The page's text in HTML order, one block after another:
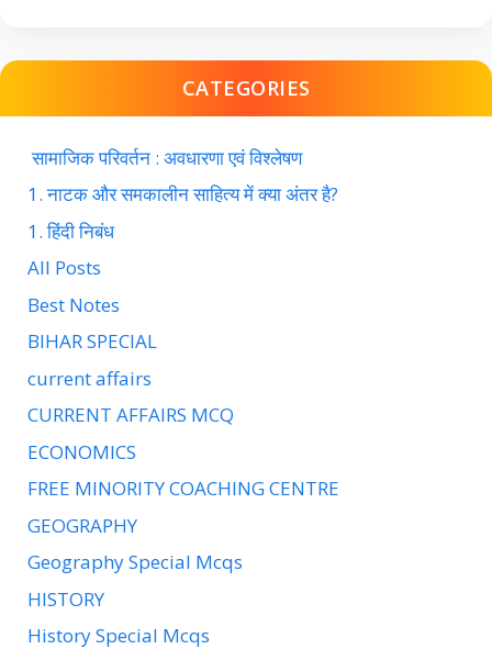
CATEGORIES
सामाजिक परिवर्तन : अवधारणा एवं विश्लेषण
1. नाटक और समकालीन साहित्य में क्या अंतर है?
1. हिंदी निबंध
All Posts
Best Notes
BIHAR SPECIAL
current affairs
CURRENT AFFAIRS MCQ
ECONOMICS
FREE MINORITY COACHING CENTRE
GEOGRAPHY
Geography Special Mcqs
HISTORY
History Special Mcqs